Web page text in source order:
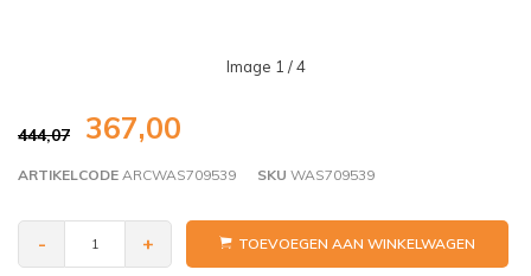
Image 1 / 4
444,07 367,00
ARTIKELCODE ARCWAS709539 SKU WAS709539
- + TOEVOEGEN AAN WINKELWAGEN